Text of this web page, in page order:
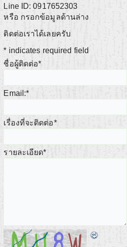
Line ID: 0917652303
หรือ กรอกข้อมูลด้านล่าง
ติดต่อเราได้เลยครับ
* indicates required field
ชื่อผู้ติดต่อ*
Email:*
เรื่องที่จะติดต่อ*
รายละเอียด*